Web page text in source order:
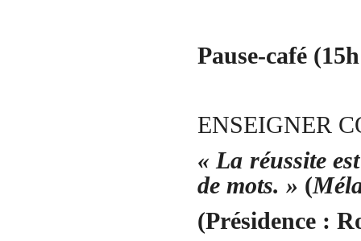
Pause-café
ENSEIGNER
« La réussite
de mots. » (
(Présidence :